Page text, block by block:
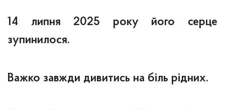
14 липня 2025 року його серце
зупинилося.
Важко завжди дивитись на біль рідних.